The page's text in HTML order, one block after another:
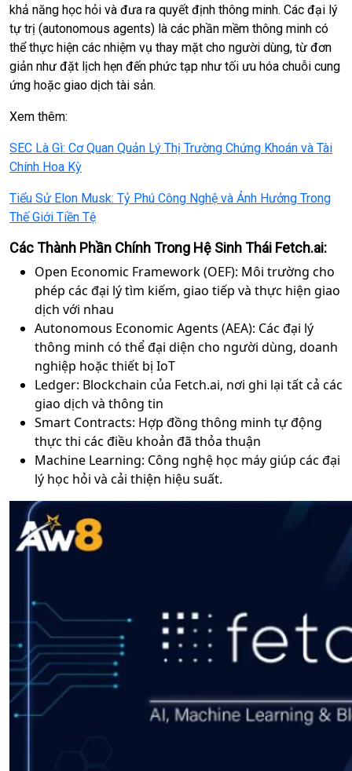
khả năng học hỏi và đưa ra quyết định thông minh. Các đại lý
tự trị (autonomous agents) là các phần mềm thông minh có
thể thực hiện các nhiệm vụ thay mặt cho người dùng, từ đơn
giản như đặt lịch hẹn đến phức tạp như tối ưu hóa chuỗi cung
ứng hoặc giao dịch tài sản.
Xem thêm:
SEC Là Gì: Cơ Quan Quản Lý Thị Trường Chứng Khoán và Tài
Chính Hoa Kỳ
Tiểu Sử Elon Musk: Tỷ Phú Công Nghệ và Ảnh Hưởng Trong
Thế Giới Tiền Tệ
Các Thành Phần Chính Trong Hệ Sinh Thái Fetch.ai:
Open Economic Framework (OEF): Môi trường cho
phép các đại lý tìm kiếm, giao tiếp và thực hiện giao
dịch với nhau
Autonomous Economic Agents (AEA): Các đại lý
thông minh có thể đại diện cho người dùng, doanh
nghiệp hoặc thiết bị IoT
Ledger: Blockchain của Fetch.ai, nơi ghi lại tất cả các
giao dịch và thông tin
Smart Contracts: Hợp đồng thông minh tự động
thực thi các điều khoản đã thỏa thuận
Machine Learning: Công nghệ học máy giúp các đại
lý học hỏi và cải thiện hiệu suất.